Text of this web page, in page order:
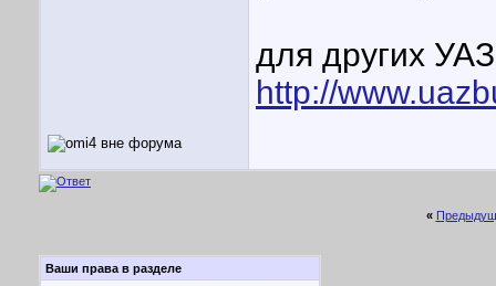
для других
http://
«
Ваши права в разделе